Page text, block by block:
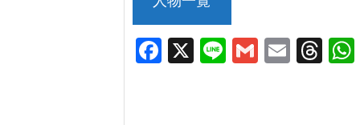
F
X
Li
G
E
T